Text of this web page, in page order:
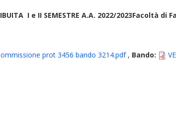
I e II SEMESTRE A.A. 2022/2023Facoltà
prot 3456 bando 3214.pdf, Bando: